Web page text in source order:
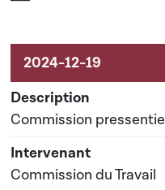
Commission pressentie
Commission du Travail